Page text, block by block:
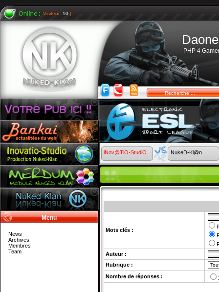
Visiteur: 10 |
PHP 4
Menu
News
Archives
Membres
Team
iNov@TiO-StudiO NukeD-Kl@n
Mots clés :
Auteur :
Rubrique :
Nombre de réponses :